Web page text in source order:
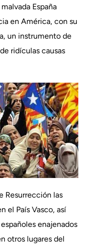
España
en América, con su
un instrumento de
ridículas causas
Resurrección las
el País Vasco, así
enajenados
otros lugares del